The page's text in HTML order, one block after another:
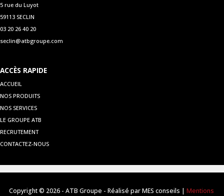
5 rue du Luyot
59113 SECLIN
03 20 26 40 20
seclin@atbgroupe.com
ACCÈS RAPIDE
ACCUEIL
NOS PRODUITS
NOS SERVICES
LE GROUPE ATB
RECRUTEMENT
CONTACTEZ-NOUS
Copyright © 2026 - ATB Groupe - Réalisé par MES conseils | Mentions